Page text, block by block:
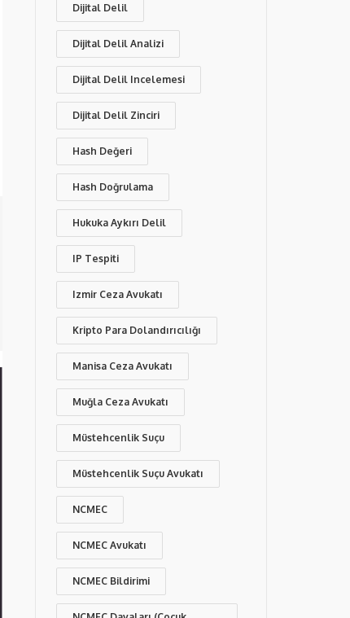
Dijital Delil
Dijital Delil Analizi
Dijital Delil Incelemesi
Dijital Delil Zinciri
Hash Değeri
Hash Doğrulama
Hukuka Aykırı Delil
IP Tespiti
Izmir Ceza Avukatı
Kripto Para Dolandırıcılığı
Manisa Ceza Avukatı
Muğla Ceza Avukatı
Müstehcenlik Suçu
Müstehcenlik Suçu Avukatı
NCMEC
NCMEC Avukatı
NCMEC Bildirimi